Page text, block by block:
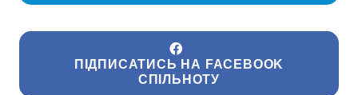
ПІДПИСАТИСЬ НА FACEBOOK
СПІЛЬНОТУ